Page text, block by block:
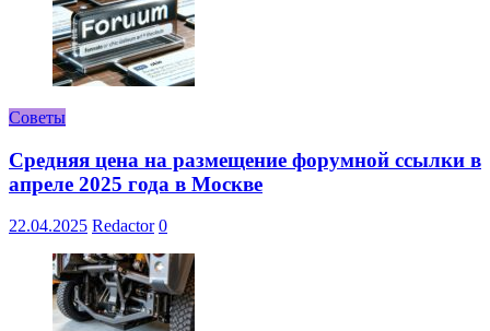
Советы
Средняя цена на размещение форумной ссылки в
апреле 2025 года в Москве
22.04.2025 Redactor 0